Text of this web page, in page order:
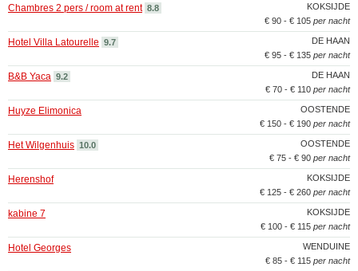
KOKSIJDE
Chambres 2 pers / room at rent 8.8
€ 90 - € 105 per nacht
DE HAAN
Hotel Villa Latourelle 9.7
€ 95 - € 135 per nacht
DE HAAN
B&B Yaca 9.2
€ 70 - € 110 per nacht
OOSTENDE
Huyze Elimonica
€ 150 - € 190 per nacht
OOSTENDE
Het Wilgenhuis 10.0
€ 75 - € 90 per nacht
KOKSIJDE
Herenshof
€ 125 - € 260 per nacht
KOKSIJDE
kabine 7
€ 100 - € 115 per nacht
WENDUINE
Hotel Georges
€ 85 - € 115 per nacht